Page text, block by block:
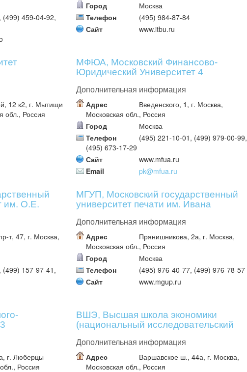
(499) 459-04-92,
Город
Москва
Телефон
(495) 984-87-84
Сайт
www.itbu.ru
12 к2, г. Мытищи
обл., Россия
МФЮА, Московский Финансово-
Юридический Университет 4
Дополнительная информация
Адрес
Введенского, 1, г. Москва,
Московская обл., Россия
Город
Москва
Телефон
(495) 221-10-01, (499) 979-00-99,
(495) 673-17-29
Сайт
www.mfua.ru
Email
pk@mfua.ru
им. О.Е.
т, 47, г. Москва,
(499) 157-97-41,
МГУП, Московский государственный
университет печати им. Ивана
Дополнительная информация
Адрес
Прянишникова, 2а, г. Москва,
Московская обл., Россия
Город
Москва
Телефон
(495) 976-40-77, (499) 976-78-57
Сайт
www.mgup.ru
г. Люберцы
Россия
ВШЭ, Высшая школа экономики
(национальный исследовательский
Дополнительная информация
Адрес
Варшавское ш., 44а, г. Москва,
Московская обл., Россия